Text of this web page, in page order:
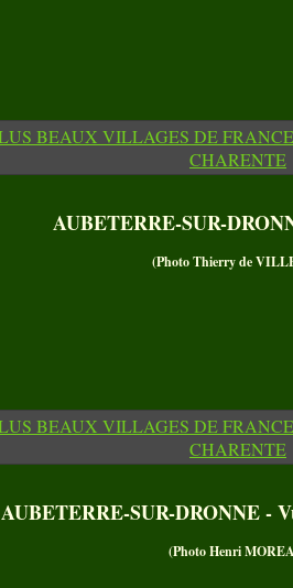
AUBETERRE-SUR-
(Photo Thierry de
AUBETERRE-SUR-DRONNE -
(Photo Henri